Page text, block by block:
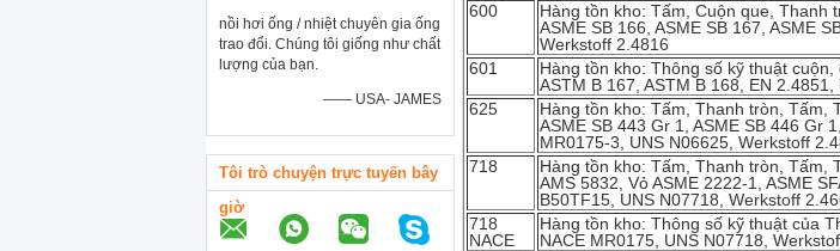
nồi hơi ống / nhiệt chuyên gia ống
trao đổi. Chúng tôi giống như chất
lượng của bạn.
—— USA- JAMES
Tôi trò chuyện trực tuyến bây
giờ
600
Hàng tồn kho: Tấm, Cuộn que, Thanh
ASME SB 166, ASME SB 167, ASME
Werkstoff 2.4816
601
Hàng tồn kho: Thông số kỹ thuật cuộn,
ASTM B 167, ASTM B 168, EN
625
Hàng tồn kho: Tấm, Thanh tròn, Tấm,
ASME SB 443 Gr 1, ASME SB 446 Gr
MR0175-3, UNS N06625, Werkstoff
718
Hàng tồn kho: Tấm, Thanh tròn, Tấm,
AMS 5832, Vỏ ASME 2222-1, ASME
B50TF15, UNS N07718, Werkstoff
718
NACE
Hàng tồn kho: Thông số kỹ thuật của
NACE MR0175, UNS N07718,